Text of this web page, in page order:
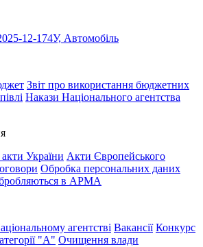
12-174У, Автомобіль
Звіт про використання бюджетних
Накази Національного агентства
України Акти Європейського
Обробка персональних даних
в АРМА
агентстві Вакансії Конкурс
"А" Очищення влади